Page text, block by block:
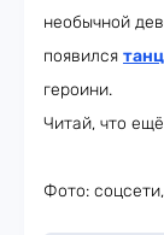
необычной
появился
героини.
Читай, что
Фото: